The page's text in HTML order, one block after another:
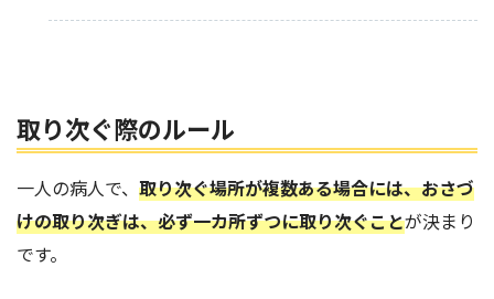
取り次ぐ際のルール
一人の病人で、 取り次ぐ場所が複数ある場合には、おさづ
けの取り次ぎは、必ず一カ所ずつに取り次ぐことが決まり
です。